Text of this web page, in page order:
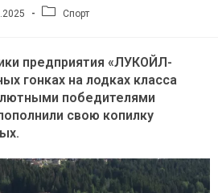
Рубрика
Спорт
предприятия «ЛУКОЙЛ-
гонках на лодках класса
победителями
свою копилку